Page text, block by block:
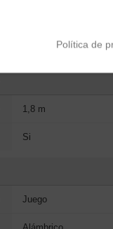
1,8 m
Si
Juego
Política de